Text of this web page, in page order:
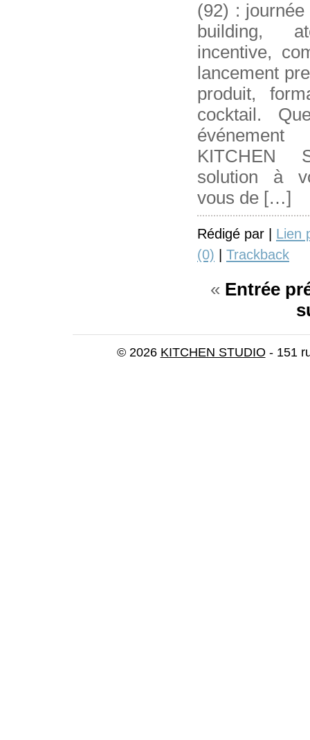
(92) :
building,
incentive,
lancement
produit,
cocktail.
KITCHEN
solution à
vous de […]
Rédigé par | Lien
(0) | Trackback
« Entrée
© 2026 KITCHEN STUDIO - 151